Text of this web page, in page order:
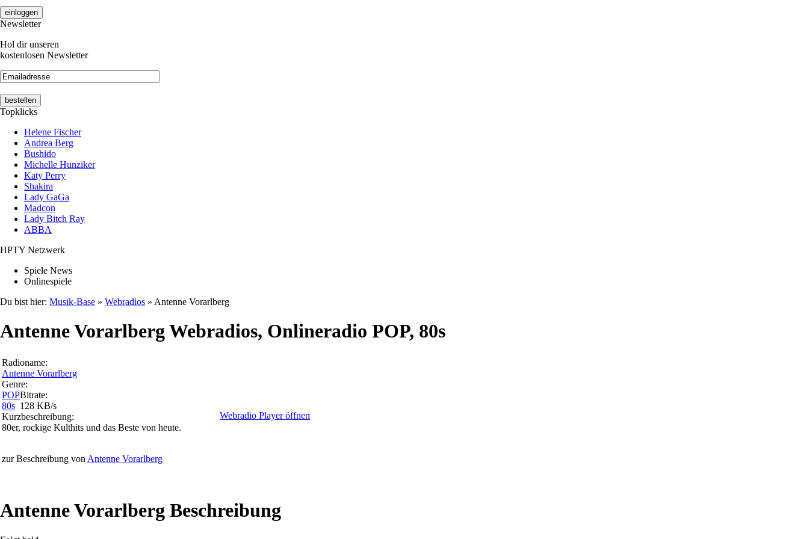
Newsletter
Hol dir unseren
kostenlosen Newsletter
Topklicks
Helene Fischer
Andrea Berg
Bushido
Michelle Hunziker
Katy Perry
Shakira
Lady GaGa
Madcon
Lady Bitch Ray
ABBA
HPTY Netzwerk
Spiele News
Onlinespiele
Du bist hier: Musik-Base » Webradios » Antenne Vorarlberg
Antenne Vorarlberg Webradios, Onlineradio POP, 80s
Radioname:
Antenne Vorarlberg
Genre:
POP
80s
Bitrate:
128 KB/s
Kurzbeschreibung:
80er, rockige Kulthits und das Beste von heute.
zur Beschreibung von Antenne Vorarlberg
Webradio Player öffnen
Antenne Vorarlberg Beschreibung